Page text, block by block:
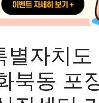
별자치도
북동 포